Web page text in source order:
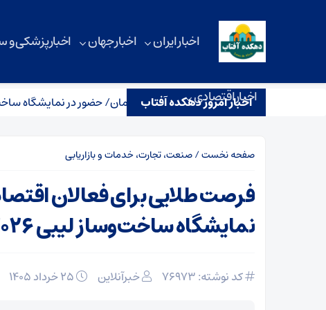
اخبار ایران اخبار جهان اخبار پزشکی
اخبار اقتصادی
اخبار امروز دهکده آفتاب
طلایی برای فعالان اقتصادی کرمان/ حضور در نمایشگاه ساخت‌وساز لیبی
صفحه نخست/صنعت، تجارت، خدمات و بازاریابی
فرصت طلایی برای فعالان
نمایشگاه ساخت‌وساز لیبی ۲۰۲۶
کد نوشته: 76973 خبرآنلاین